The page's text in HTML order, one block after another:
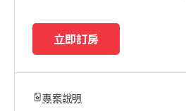
立即訂房
專案說明